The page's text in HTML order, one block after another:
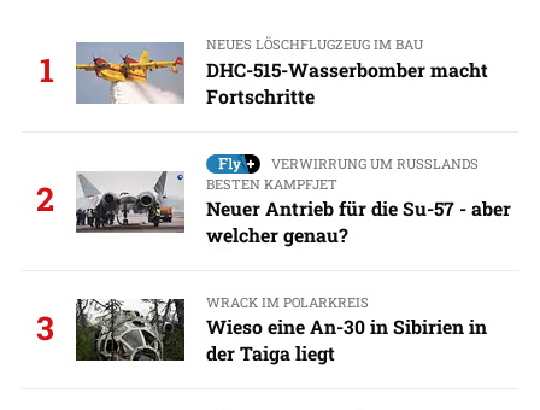
1
NEUES LÖSCHFLUGZEUG IM BAU
DHC-515-Wasserbomber macht
Fortschritte
2
VERWIRRUNG UM RUSSLANDS
BESTEN KAMPFJET
Neuer Antrieb für die Su-57 - aber
welcher genau?
3
WRACK IM POLARKREIS
Wieso eine An-30 in Sibirien in
der Taiga liegt